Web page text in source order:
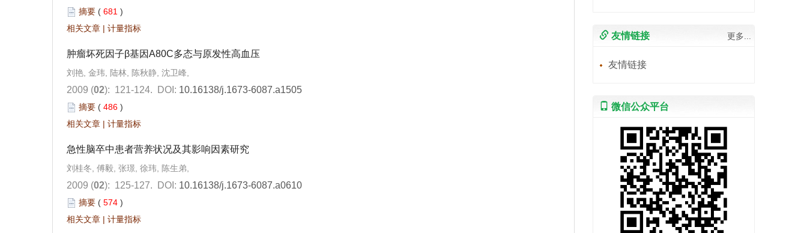
摘要 ( 681 )
相关文章 | 计量指标
肿瘤坏死因子β基因A80C多态与原发性高血压
刘艳, 金玮, 陆林, 陈秋静, 沈卫峰,
2009 (02): 121-124. DOI: 10.16138/j.1673-6087.a1505
摘要 ( 486 )
相关文章 | 计量指标
急性脑卒中患者营养状况及其影响因素研究
刘桂冬, 傅毅, 张璟, 徐玮, 陈生弟,
2009 (02): 125-127. DOI: 10.16138/j.1673-6087.a0610
摘要 ( 574 )
相关文章 | 计量指标
友情链接 更多...
友情链接
微信公众平台